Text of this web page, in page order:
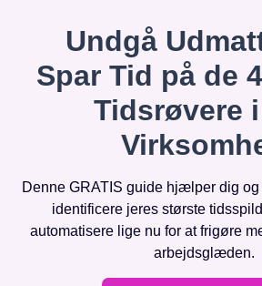
Undgå
Spar Tid på de
Tidsrøvere
Denne GRATIS guide hjælper dig
identificere jeres største
automatisere lige nu for at frigøre
arbejdsglæden.